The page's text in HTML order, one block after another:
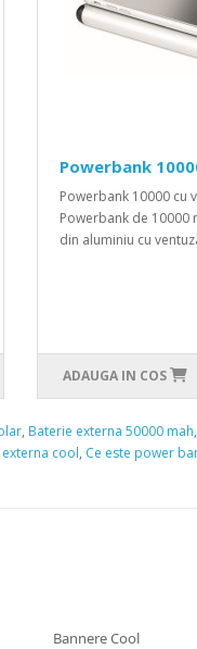
Powerbank
Powerbank 10000 cu
Powerbank de 10000
din aluminiu cu
ADAUGA IN COS
, Baterie externa 50000 mah,
cool, Ce este power
Bannere Cool